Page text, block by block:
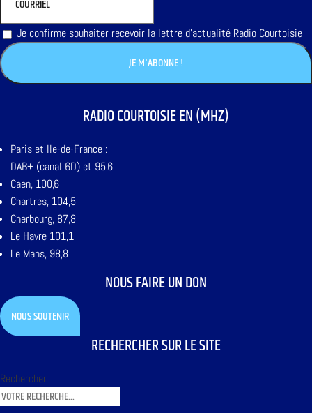
Je confirme souhaiter recevoir la lettre d'actualité Radio Courtoisie
RADIO COURTOISIE EN (MHZ)
Paris et Ile-de-France :
DAB+ (canal 6D) et 95,6
Caen, 100,6
Chartres, 104,5
Cherbourg, 87,8
Le Havre 101,1
Le Mans, 98,8
NOUS FAIRE UN DON
NOUS SOUTENIR
RECHERCHER SUR LE SITE
Rechercher